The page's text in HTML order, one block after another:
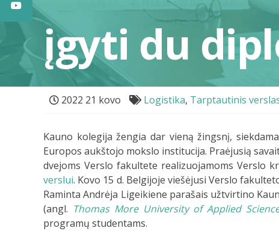
įgyti du
2022 21 kovo Logistika, Tarptautinis
Kauno kolegija žengia dar vieną žingsnį,
Europos aukštojo mokslo institucija. Praėjusią
dvejoms Verslo fakultete realizuojamoms Verslo
verslui. Kovo 15 d. Belgijoje viešėjusi Verslo
Raminta Andrėja Ligeikiene parašais užtvirtino
(angl. Thomas More University of Applied
programų studentams.